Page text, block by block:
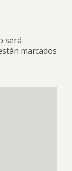
será
marcados